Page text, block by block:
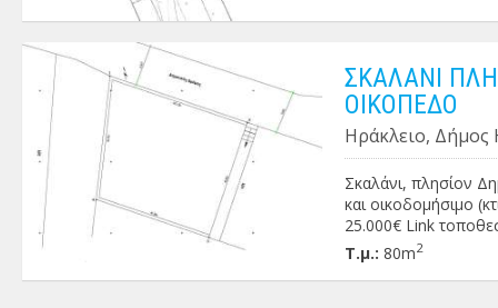
ΣΚΑΛΑΝΙ
ΟΙΚΟΠΕΔΟ
Ηράκλειο, Δήμος
Σκαλάνι, πλησίον
και οικοδομήσιμο
25.000€ Link
Τ.μ.: 80m2